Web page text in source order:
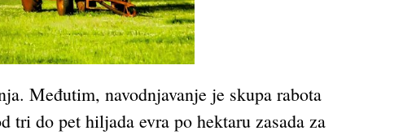
Međutim, navodnjavanje je skupa rabota
do pet hiljada evra po hektaru zasada za